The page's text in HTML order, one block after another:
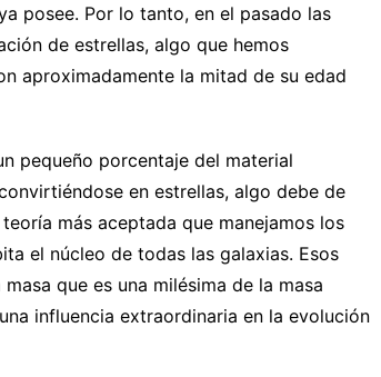
posee. Por lo tanto, en el pasado las
de estrellas, algo que hemos
aproximadamente la mitad de su edad
pequeño porcentaje del material
en estrellas, algo debe de
teoría más aceptada que manejamos los
el núcleo de todas las galaxias. Esos
que es una milésima de la masa
influencia extraordinaria en la evolución